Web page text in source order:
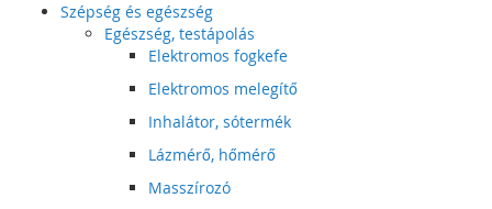
Szépség és egészség
Egészség, testápolás
Elektromos fogkefe
Elektromos melegítő
Inhalátor, sótermék
Lázmérő, hőmérő
Masszírozó